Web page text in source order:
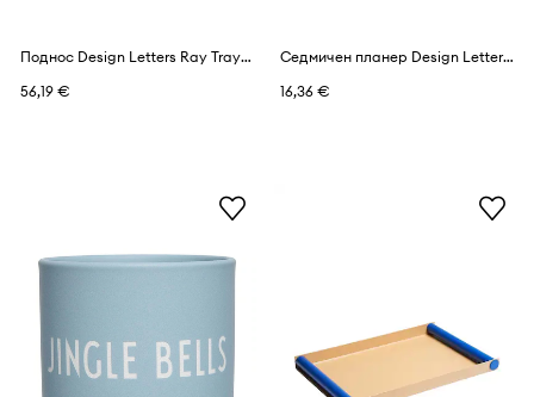
Поднос Design Letters Ray Tray Large
56,19 €
Седмичен планер Design Letters Weekly planner
16,36 €